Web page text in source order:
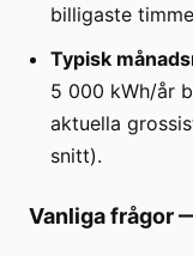
billigaste
Typisk
5 000 kWh/år
aktuella
snitt).
Vanliga frågor